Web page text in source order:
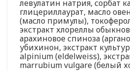
левулатин натрия, сорбат
глицериллаурат, масло
(масло примулы),
экстракт хлореллы
арахиновое спиноза
убихинон, экстракт
alpinium (eldelweiss),
marrubium vulgare (белый